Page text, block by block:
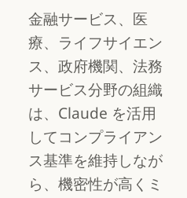
金融サービス、医
療、ライフサイエン
ス、政府機関、法務
サービス分野の組織
は、Claude を活用
してコンプライアン
ス基準を維持しなが
ら、機密性が高くミ